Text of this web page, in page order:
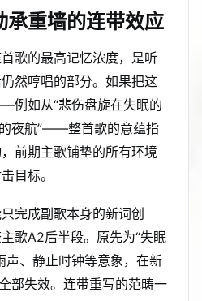
承重墙的连带效应
歌的最高记忆浓度，是听
然哼唱的部分。如果把这
例如从“悲伤盘旋在失眠的
夜航”——整首歌的意蕴指
前期主歌铺垫的所有环境
目标。
完成副歌本身的新词创
歌A2后半段。原先为“失眠
声、静止时钟等意象，在新
部失效。连带重写的范畴一